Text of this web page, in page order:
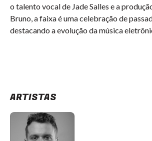
o talento vocal de Jade Salles e a
Bruno, a faixa é uma celebração de
destacando a evolução da música
ARTISTAS